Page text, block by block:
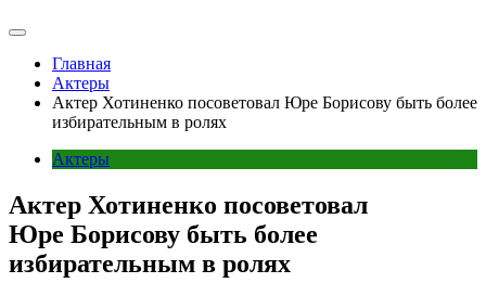
Главная
Актеры
Актер Хотиненко посоветовал Юре Борисову быть более
избирательным в ролях
Актеры
Актер Хотиненко посоветовал
Юре Борисову быть более
избирательным в ролях